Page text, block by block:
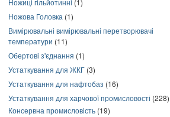
Ножиці гільйотинні (1)
Ножова Головка (1)
Вимірювальні вимірювальні перетворювачі
температури (11)
Обертові з'єднання (1)
Устаткування для ЖКГ (3)
Устаткування для нафтобаз (16)
Устаткування для харчової промисловості (228)
Консервна промисловість (19)